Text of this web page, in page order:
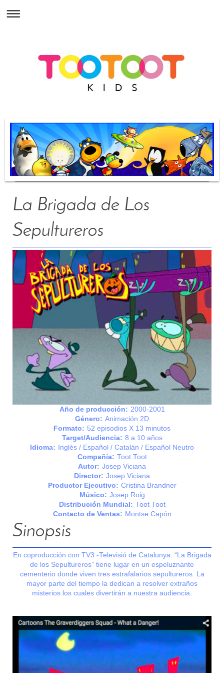
La Brigada de Los
Sepultureros
Año de producción: 2000-2001
Género: Animación 2D
Formato: 52 episodios X 13 minutos
Target/Audiencia: 8 a 10 años
Idioma:
Inglés / Español / Catalán / Español Neutro
Compañía: Toot Toot
Autor: Josep Viciana
Director: Josep Viciana
Productor Ejecutivo: Cristina Brandner
Músico: Josep Roig
Distribución Mundial: Toot Toot
Contacto de Ventas: Montse Capón
Sinopsis
En coproducción con TV3 -Televisió de Catalunya. “La Brigada
de los Sepultureros” tiene lugar en un espeluznante
cementerio donde viven tres estrafalarios sepultureros. La
mayor parte del tiempo la dedican a resolver extraños
misterios los cuales divertirán a nuestra audiencia.